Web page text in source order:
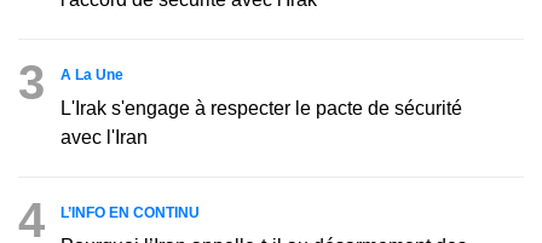
3 A La Une
L'Irak s'engage à respecter le pacte de sécurité
avec l'Iran
4 L’INFO EN CONTINU